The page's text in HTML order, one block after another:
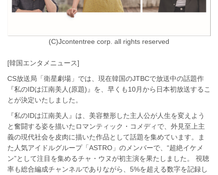
(C)Jcontentree corp. all rights reserved
[韓国エンタメニュース]
CS放送局「衛星劇場」では、現在韓国のJTBCで放送中の話題作
『私のIDは江南美人(原題)』を、早くも10月から日本初放送するこ
とが決定いたしました。
『私のIDは江南美人』は、美容整形した主人公が人生を変えよう
と奮闘する姿を描いたロマンティック・コメディで、外見至上主
義の現代社会を皮肉に描いた作品として話題を集めています。ま
た人気アイドルグループ「ASTRO」のメンバーで、“超絶イケメ
ン”として注目を集めるチャ・ウヌが初主演を果たしました。 視聴
率も総合編成チャンネルでありながら、5%を超える数字を記録し